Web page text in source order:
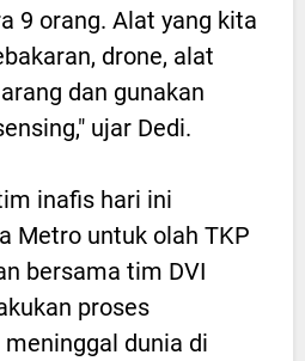
9 orang. Alat yang kita
drone, alat
dan gunakan
ujar Dedi.
inafis hari ini
Metro untuk olah TKP
bersama tim DVI
proses
dunia di